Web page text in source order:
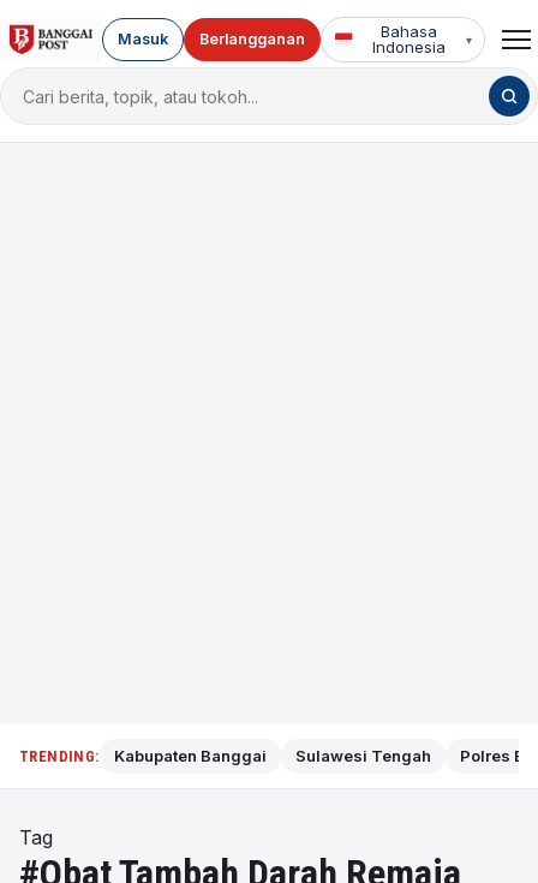
Cari
berita
Masuk Berlangganan
Bahasa
Indonesia
▾
TRENDING: Kabupaten Banggai Sulawesi Tengah Polres
Tag
#Obat Tambah Darah Remaja